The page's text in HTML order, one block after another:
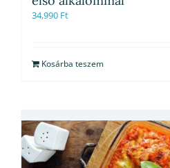
34,990 Ft
Kosárba teszem